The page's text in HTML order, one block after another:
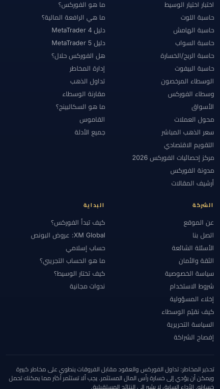
اختبار اختيار الوسيط
حاسبة اللوت
حاسبة الهامش
حاسبة السواب
حاسبة الربح/الخسارة
حاسبة البيفوت
الوسطاء المرخصون
وسطاء الفوركس
الأسواق
محول العملات
سعر الذهب المباشر
التقويم الاقتصادي
مركز إحصائيات الفوركس 2026
مدونة الفوركس
أرشيف المقالات
ما هو الفوركس؟
ما هي الرافعة المالية؟
دليل MetaTrader 4
دليل MetaTrader 5
هل الفوركس حلال؟
إدارة المخاطر
تداول الذهب
مقارنة الوسطاء
ما هو السكالبينج؟
القاموس
جميع الأدلة
الشركة
عن الموقع
اتصل بنا
الأسئلة الشائعة
الثقة والأمان
سياسة الخصوصية
شروط الاستخدام
إخلاء المسؤولية
كيف نقيّم الوسطاء
السياسة التحريرية
إفصاح الشراكة
البداية
كيف تبدأ الفوركس؟
XM Global: عروض البونص
حساب إسلامي
ما هو الحساب التجريبي؟
كيف تختار الوسيط؟
ندوات مجانية
تحذير المخاطر: تداول الفوركس والعقود مقابل الفروقات ينطوي على مخاطر كبيرة
ويمكن أن يؤدي إلى خسارة رأس المال المستثمر. يجب ألا تستثمر أكثر مما يمكنك تحمل
خسارته. الأداء السابق لا يشير إلى النتائج المستقبلية.